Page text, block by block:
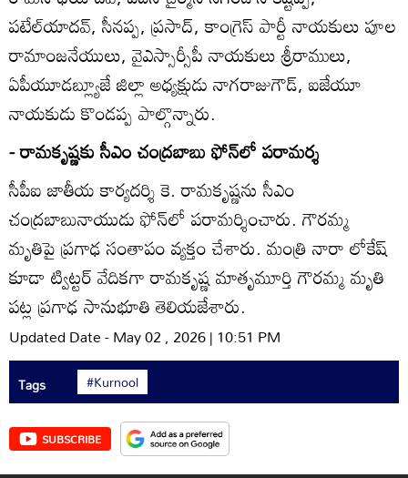
పటేల్‌యాదవ్‌, సీనప్ప, ప్రసాద్‌, కాంగ్రెస్‌ పార్టీ నాయకులు పూల
రామాంజనేయులు, వైఎస్సార్సీపీ నాయకులు శ్రీరాములు,
ఏపీయూడబ్ల్యూజే జిల్లా అధ్యక్షుడు నాగరాజుగౌడ్‌, ఐజేయూ
నాయకుడు కొండప్ప పాల్గొన్నారు.
- రామకృష్ణకు సీఎం చంద్రబాబు ఫోన్‌లో పరామర్శ
సీపీఐ జాతీయ కార్యదర్శి కె. రామకృష్ణను సీఎం
చంద్రబాబునాయుడు ఫోన్‌లో పరామర్శించారు. గౌరమ్మ
మృతిపై ప్రగాఢ సంతాపం వ్యక్తం చేశారు. మంత్రి నారా లోకేష్‌
కూడా ట్విట్టర్‌ వేదికగా రామకృష్ణ మాతృమూర్తి గౌరమ్మ మృతి
పట్ల ప్రగాఢ సానుభూతి తెలియజేశారు.
Updated Date - May 02 , 2026 | 10:51 PM
Tags #Kurnool
SUBSCRIBE